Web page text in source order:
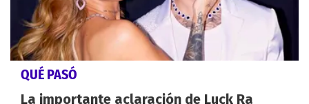
QUÉ PASÓ
La importante aclaración de Luck Ra